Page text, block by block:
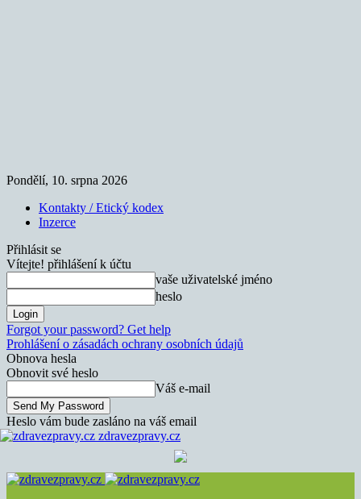
Pondělí, 10. srpna 2026
Kontakty / Etický kodex
Inzerce
Přihlásit se
Vítejte! přihlášení k účtu
vaše uživatelské jméno
heslo
Forgot your password? Get help
Prohlášení o zásadách ochrany osobních údajů
Obnova hesla
Obnovit své heslo
Váš e-mail
Heslo vám bude zasláno na váš email
zdravezpravy.cz